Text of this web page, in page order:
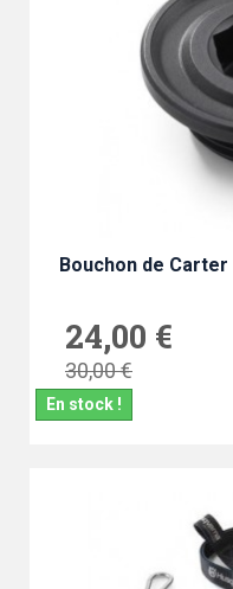
Bouchon de Carter
24,00 €
30,00 €
En stock !